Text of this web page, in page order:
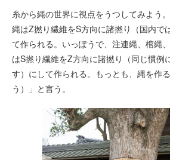
糸から縄の世界に視点をうつしてみよう
縄はZ撚り繊維をS方向に諸撚り（国内で
て作られる。いっぽうで、注連縄、棺縄
はS撚り繊維をZ方向に諸撚り（同じ慣例
す）にして作られる。もっとも、縄を作
う）」と言う。